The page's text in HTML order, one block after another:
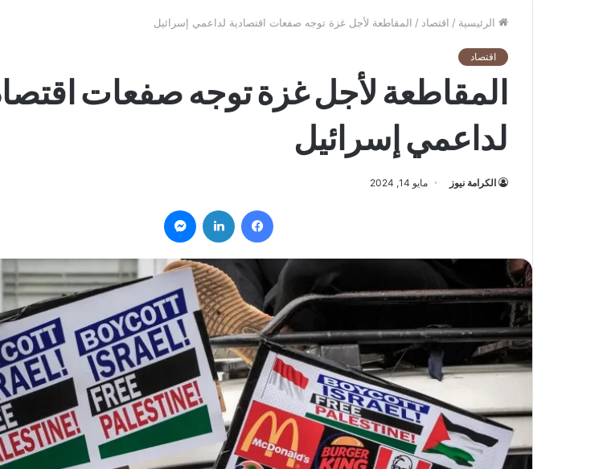
الرئيسية / اقتصاد / المقاطعة لأجل غزة توجه صفعات اقتصادية لداعمي إسرائيل
اقتصاد
المقاطعة لأجل غزة توجه صفعات
لداعمي إسرائيل
الكرامة نيوز مايو 14, 2024
فيسبوك لينكدإن